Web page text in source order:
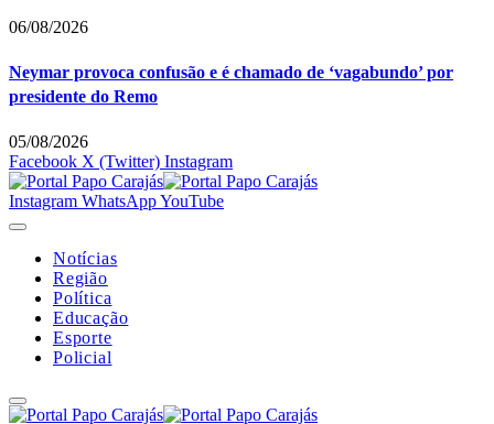
06/08/2026
Neymar provoca confusão e é chamado de ‘vagabundo’ por
presidente do Remo
05/08/2026
Facebook X (Twitter) Instagram
Instagram WhatsAppYouTube
Notícias
Região
Política
Educação
Esporte
Policial